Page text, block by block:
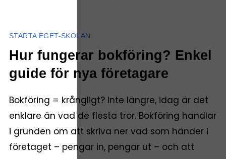
STARTA EGET-SKOLAN
Hur fungerar bokföring? Enkel
guide för nya företagare
Bokföring = krångligt? Inte längre, idag är det
enklare än vad de flesta tror. Bokföring handlar
i grunden om att skriva ner vad som händer i
företaget – pengar in, pengar ut – och att